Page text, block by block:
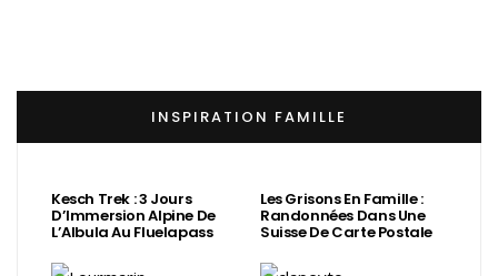
INSPIRATION FAMILLE
Kesch Trek : 3 Jours
D’Immersion Alpine De
L’Albula Au Fluelapass
Les Grisons En Famille :
Randonnées Dans Une
Suisse De Carte Postale